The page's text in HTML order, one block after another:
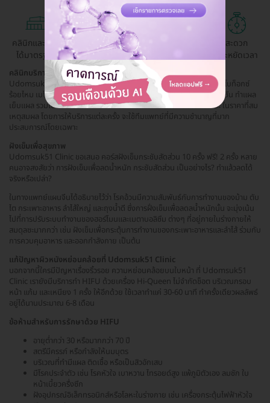
คลินิกและ รพ.
ได้มาตรฐาน
ถูกกว่าจองตรง
ด้วยตัวเอง
สะดวก
ประหยัดเวลา
คลินิกบริการด้านความงามและสุขภาพ ย่านอุดมสุข
Udomsuk51 Clinic คลินิกตรวจโรคทั่วไปที่ให้บริการทั้งเรื่อง ความงาม โบท็อกซ์
ร้อยไหม เมโส ฟิลเลอร์ ไฮฟู ปรับรูปหน้า ฝังเข็ม ครอบแก้วกัวซา ยาจีน วัคซีน ทำแผล
เย็บแผล รวมไปถึงการตรวจการตั้งครรภ์ และตรวจสารเสพติดในปัสสาวะ ในราคาที่สม
เหตุสมผล โดยการให้บริการแต่ละครั้ง จะใช้ทีมแพทย์ที่มีความชำนาญที่มาก
ประสบการณ์โดยเฉพาะ
ฝังเข็มเพื่อสุขภาพ
Udomsuk51 Clinic ขอเสนอ คอร์สฝังเข็มกระชับสัดส่วน 10 ครั้ง ฟรี! 2 ครั้ง หลาย
คนอาจสงสัยว่า การฝังเข็มเพื่อลดน้ำหนัก กระชับสัดส่วน เป็นอย่างไร? ทำแล้วลดได้
จริงหรือเปล่า?
ในทางแพทย์แผนจีนได้อธิบายไว้ว่า โรคอ้วนมีความสัมพันธ์กับการทำงานของม้าม ตับ
ไต กระเพาะอาหาร ลำไส้ใหญ่ และถุงน้ำดี ซึ่งการฝั่งเข็มเพื่อลดลน้ำหนักนั้น จะมุ่งเน้น
ไปที่การปรับระบบทำงานของฮอร์โมนและเมตาบอลิซึม ต่างๆ ที่อยู่ภายในร่างกายให้
สมดุลซะมากกว่า เช่น ฝังเข็มเพื่อกระตุ้นการทำงานของกระเพาะอาหารและลำไส้ ร่วมกับ
การควบคุมอาหาร และออกกำลังกาย เป็นต้น
แก้ปัญหาผิวหนังหย่อนคล้อยที่ Udomsuk51 Clinic
นอกจากนี้ใครมีปัญหาเรื่องริ้วรอย ความหย่อนคล้อยบนใบหน้า ที่ Udomsuk51
Clinic เรายังมีบริการทำ HIFU ด้วยเครื่อง Hi-Queen ไม่จำกัดช็อต บริเวณกรอบ
หน้า แก้ม และเหนียง 1 ครั้ง ให้อีกด้วย ใช้เวลาทำแค่ 30-60 นาที ทำครั้งเดียวผลลัพธ์
อยู่ได้นานประมาณ 6-8 เดือน
ข้อห้ามสำหรับการรักษาด้วย HIFU
อายุต่ำกว่า 30 หรือมากกว่า 70 ปี
สตรีมีครรภ์ หรือกำลังให้นมบุตร
บริเวณที่ทำมีแผล ติดเชื้อ หรือเป็นสิวอักเสบ
มีโรคประจำตัว เช่น โรคหัวใจ เบาหวาน ไทรอยด์สูง แพ้ภูมิตัวเอง ลมชัก ใบ
หน้าเบี้ยวครื่งซีก
ฝังอุปกรณ์อิเล็กทรอนิกส์หรือโลหะในร่างกาย เช่น เครื่องกระตุ้นไฟฟ้าหัวใจ